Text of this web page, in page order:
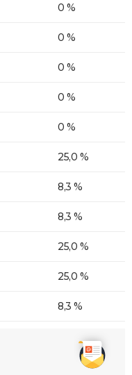
0 %
0 %
0 %
0 %
0 %
25,0 %
8,3 %
8,3 %
25,0 %
25,0 %
8,3 %